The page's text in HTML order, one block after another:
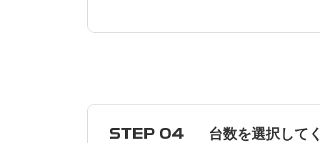
STEP 04 台数を選択して